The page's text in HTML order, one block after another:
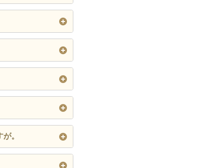
す。
をより安全に
ュリティコード
。
。
様の口座から代